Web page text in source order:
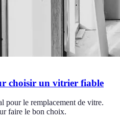
choisir un vitrier fiable
pour le remplacement de vitre.
faire le bon choix.